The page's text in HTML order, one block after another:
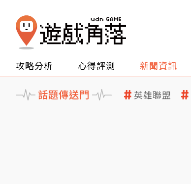
攻略分析 心得評測 新聞資訊
話題傳送門 英雄聯盟